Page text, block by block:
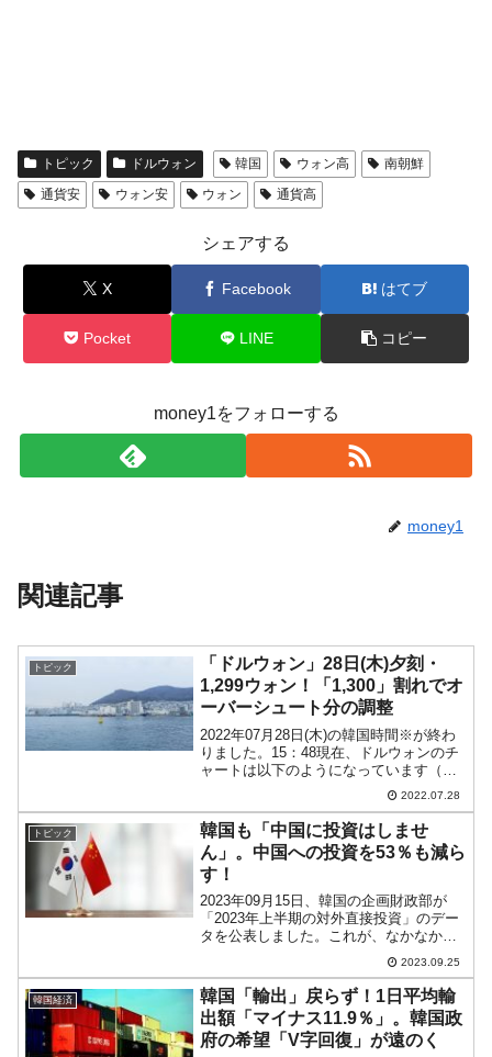
トピック ドルウォン 韓国 ウォン高
南朝鮮
通貨安
ウォン安 ウォン 通貨高
シェアする
X Facebook はてブ
Pocket LINE コピー
money1をフォローする
money1
関連記事
トピック
「ドルウォン」28日(木)夕刻・
1,299ウォン！「1,300」割れでオ
ーバーシュート分の調整
2022年07月28日(木)の韓国時間※が終わ
りました。15：48現在、ドルウォンのチ
ャートは以下のようになっています（チ
ャートは『Investing.com』より引用）。
陰線が長くなりました。支持線が割られ
ています。オーバーシュート分の調...
2022.07.28
トピック
韓国も「中国に投資はしませ
ん」。中国への投資を53％も減ら
す！
2023年09月15日、韓国の企画財政部が
「2023年上半期の対外直接投資」のデー
タを公表しました。これが、なかなか面
白い結果ですのでご紹介します。
↑Googleの自動翻訳なので日本語がヘン
なところがありますがご寛恕ください／
スクリーンショ...
2023.09.25
韓国経済
韓国「輸出」戻らず！1日平均輸
出額「マイナス11.9％」。韓国政
府の希望「V字回復」が遠のく